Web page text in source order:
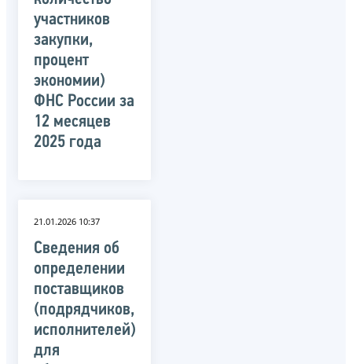
участников
закупки,
процент
экономии)
ФНС России за
12 месяцев
2025 года
21.01.2026 10:37
Сведения об
определении
поставщиков
(подрядчиков,
исполнителей)
для